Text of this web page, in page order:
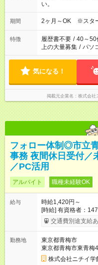
い。
期間 2ヶ月～OK ※スター
特徴 履歴書不要 / 40～50
上の大量募集 / パソ
気になる！
掲載元企業名 株式会社
フォロー体制◎市立
事務 夜間休日受付／
／PC活用
アルバイト 職種未経験OK
給与
時給1,420円～
[時給] 有資格者：1470円 無
度あり 進級により給与がアッ
あり 試用期間の長
交通費別途支給
勤務地
東京都青梅市
東京都青梅市東青梅
株式会社ニチイ学